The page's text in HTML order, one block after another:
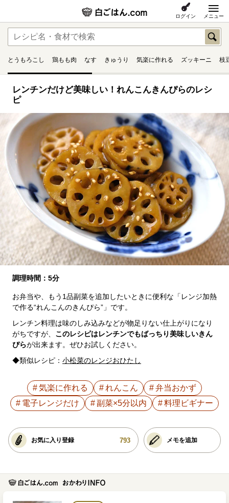
ログイン メニュー
とうもろこし 鶏もも肉 なす きゅうり 気楽に作れる ズッキーニ 枝
レンチンだけど美味しい！れんこんきんぴらのレシ
ピ
調理時間：5分
お弁当や、もう1品副菜を追加したいときに便利な「レンジ加熱
で作る“れんこんのきんぴら”」です。
レンチン料理は味のしみ込みなどが物足りない仕上がりになり
がちですが、 このレシピはレンチンでもばっちり美味しいきん
ぴらが出来ます。ぜひお試しください。
◆類似レシピ： 小松菜のレンジおひたし
気楽に作れる れんこん
弁当おかず
電子レンジだけ
副菜×5分以内 料理ビギナー
お気に入り登録 793 メモを追加